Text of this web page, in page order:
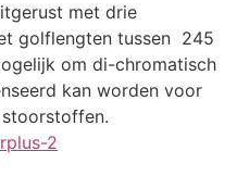
met drie
golflengten tussen  245
om di-chromatisch
kan worden voor
2